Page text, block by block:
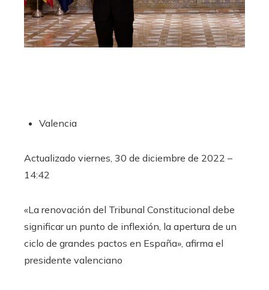
Valencia
Actualizado viernes, 30 de diciembre de 2022 –
14:42
«La renovación del Tribunal Constitucional debe
significar un punto de inflexión, la apertura de un
ciclo de grandes pactos en España», afirma el
presidente valenciano